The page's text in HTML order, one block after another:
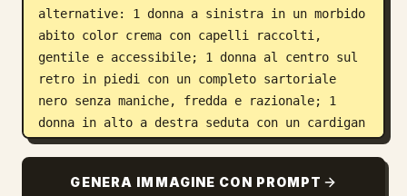
alternative: 1 donna a sinistra in un morbido
abito color crema con capelli raccolti,
gentile e accessibile; 1 donna al centro sul
retro in piedi con un completo sartoriale
nero senza maniche, fredda e razionale; 1
donna in alto a destra seduta con un cardigan
beige chiaro e gonna o pantaloni chiari,
sinistra con un blazer nero dal taglio netto
GENERA IMMAGINE CON PROMPT